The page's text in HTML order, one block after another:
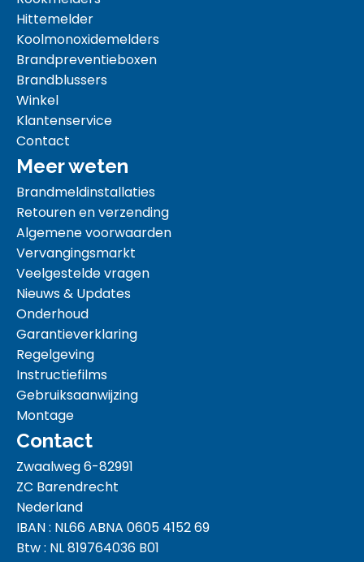
Hittemelder
Koolmonoxidemelders
Brandpreventieboxen
Brandblussers
Winkel
Klantenservice
Contact
Meer weten
Brandmeldinstallaties
Retouren en verzending
Algemene voorwaarden
Vervangingsmarkt
Veelgestelde vragen
Nieuws & Updates
Onderhoud
Garantieverklaring
Regelgeving
Instructiefilms
Gebruiksaanwijzing
Montage
Contact
Zwaalweg 6-82991
ZC Barendrecht
Nederland
IBAN : NL66 ABNA 0605 4152 69
Btw : NL 819764036 B01